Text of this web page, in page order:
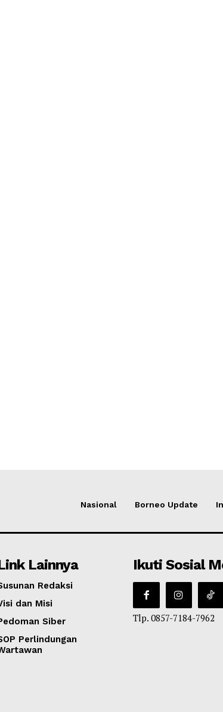
Nasional Borneo Update
Lainnya
Redaksi
dan Misi
Siber
Perlindungan
Ikuti Sosial
Tlp. 0857-7184-7962